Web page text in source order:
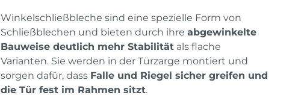
Winkelschließbleche sind eine spezielle Form von
Schließblechen und bieten durch ihre abgewinkelte
Bauweise deutlich mehr Stabilitätals flache
Varianten. Sie werden in der Türzarge montiert und
sorgen dafür, dass Falle und Riegel sicher greifen und
die Tür fest im Rahmen sitzt.